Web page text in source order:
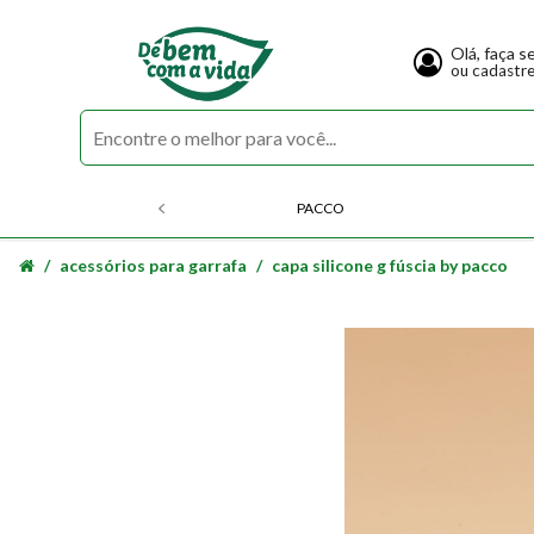
Olá, faça
ou
PACCO
acessórios para garrafa capa silicone g fúscia by pacco